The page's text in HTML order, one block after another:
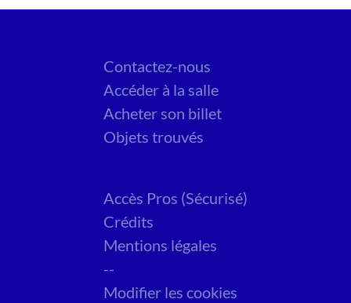
Contactez-nous
Accéder à la salle
Acheter son billet
Objets trouvés
Accès Pros (Sécurisé)
Crédits
Mentions légales
--
Modifier les cookies